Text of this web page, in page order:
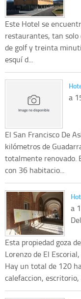
Este Hotel se
restaurantes, tan
de golf y treinta
esquí d...
a
El San Francisco De
kilómetros de
totalmente renovado.
con 36 habitacio...
a
Esta propiedad goza
Lorenzo de El
Hay un total de 120
calefaccion, escritorio,